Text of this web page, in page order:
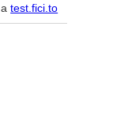
atest.fici.to